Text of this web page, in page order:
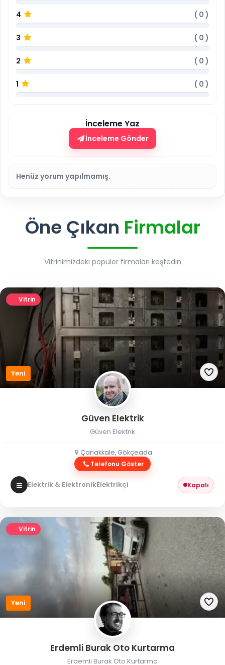
4 ( 0 )
3 ( 0 )
2 ( 0 )
1 ( 0 )
İnceleme Yaz
İnceleme Gönder
Henüz yorum yapılmamış.
Öne Çıkan Firmalar
Vitrinimizdeki popüler firmaları keşfedin
Vitrin
Yeni
Güven Elektrik
Güven Elektrik
Çanakkale, Gökçeada
Telefonu Göster
Elektrik & ElektronikElektrikçi Kapalı
Vitrin
Yeni
Erdemli Burak Oto Kurtarma
Erdemli Burak Oto Kurtarma